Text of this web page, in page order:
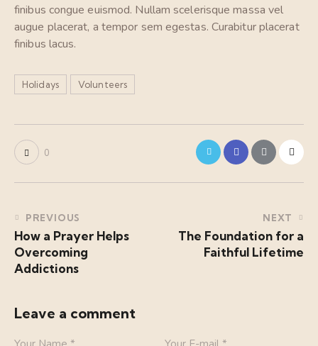
finibus congue euismod. Nullam scelerisque massa vel
augue placerat, a tempor sem egestas. Curabitur placerat
finibus lacus.
Holidays Volunteers
0
PREVIOUS
How a Prayer Helps
Overcoming
Addictions
NEXT
The Foundation for a
Faithful Lifetime
Leave a comment